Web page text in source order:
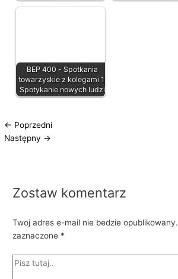
BEP 400 - Spotkania
towarzyskie z kolegami 1:
Spotykanie nowych ludzi
← Poprzedni
Następny →
Zostaw komentarz
Twoj adres e-mail nie bedzie opublikowany.
zaznaczone *